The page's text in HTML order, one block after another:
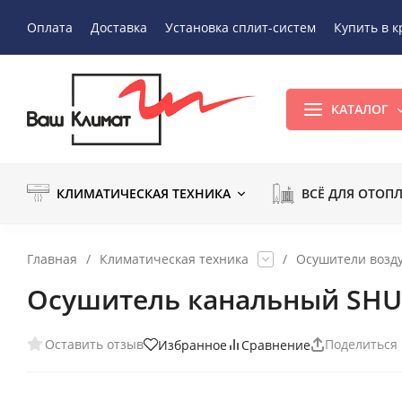
Оплата Доставка Установка сплит-систем Купить в
КАТАЛОГ
КЛИМАТИЧЕСКАЯ ТЕХНИКА ВСЁ ДЛЯ
Главная / Климатическая техника / Осушители
Осушитель канальный
Оставить отзыв Избранное Сравнение Поделиться